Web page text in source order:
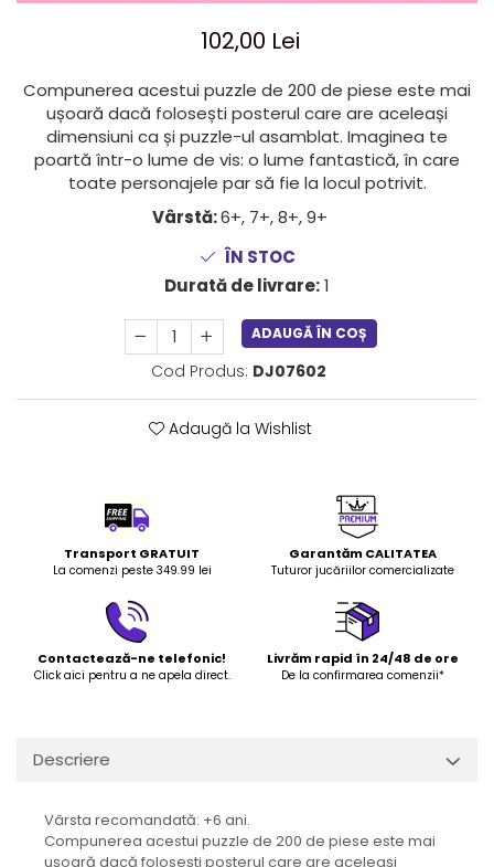
Agende
Cărţi de colorat, activități, apa
Accesorii diverse
LEGO Minecraft
LEGO DREAMZzz
LEGO Star Wars
LEGO Gabby s Dollhouse
LEGO Marvel Super Heroes
LEGO Super Mario
LEGO Jurassic World
LEGO Creator Expert
LEGO Architecture
LEGO Ideas
LEGO Speed Champions
102,00 Lei
Compunerea acestui puzzle de 200 de piese este mai
ușoară dacă folosești posterul care are aceleași
dimensiuni ca și puzzle-ul asamblat. Imaginea te
poartă într-o lume de vis: o lume fantastică, în care
toate personajele par să fie la locul potrivit.
Vârstă:6+, 7+, 8+, 9+
ÎN STOC
Durată de livrare:1
ADAUGĂ ÎN COȘ
Cod Produs: DJ07602
Adaugă la Wishlist
Transport GRATUIT
La comenzi peste 349.99 lei
Garantăm CALITATEA
Tuturor jucăriilor comercializate
Contactează-ne telefonic!
Click aici pentru a ne apela direct.
Livrăm rapid în 24/48 de ore
De la confirmarea comenzii*
Descriere
Vârsta recomandată: +6 ani.
Compunerea acestui puzzle de 200 de piese este mai
ușoară dacă folosești posterul care are aceleași